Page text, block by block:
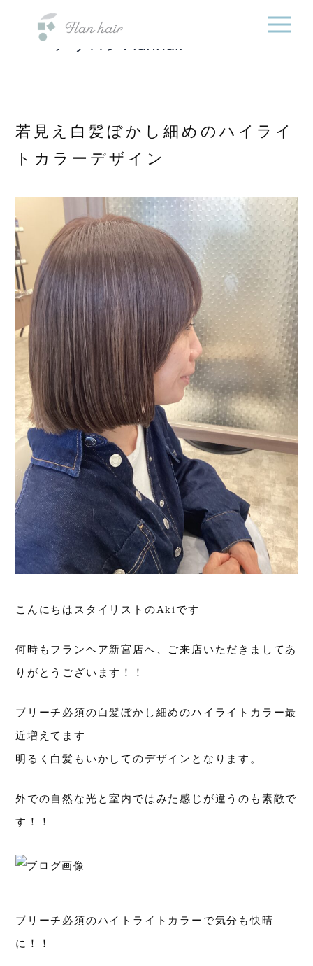
院・半個室オーガニック
ヘアサロンFlanhair
若見え白髪ぼかし細めのハイライ
トカラーデザイン
こんにちはスタイリストのAkiです
何時もフランヘア新宮店へ、ご来店いただきましてあ
りがとうございます！！
ブリーチ必須の白髪ぼかし細めのハイライトカラー最
近増えてます
明るく白髪もいかしてのデザインとなります。
外での自然な光と室内ではみた感じが違うのも素敵で
す！！
ブリーチ必須のハイトライトカラーで気分も快晴
に！！